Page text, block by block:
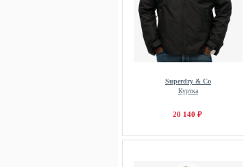
Superdry & Co
Куртка
20 140 ₽